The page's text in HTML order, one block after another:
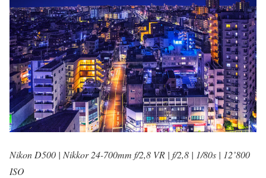
Nikon D500 | Nikkor 24-700mm f/2,8 VR | f/2,8 | 1/80s | 12’800
ISO